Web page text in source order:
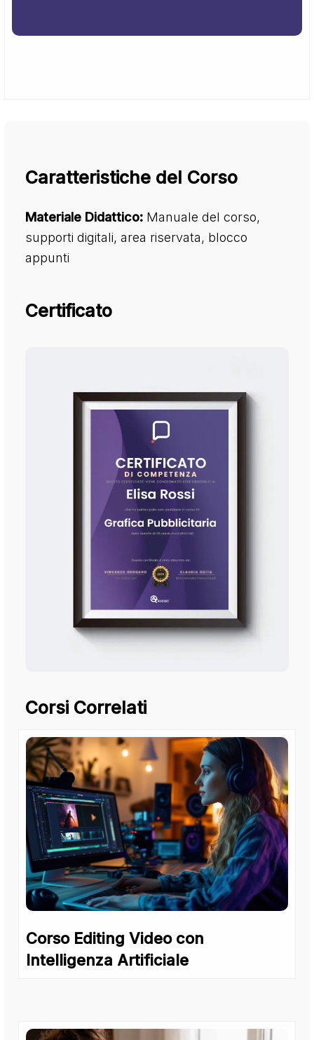
Caratteristiche del Corso
Materiale Didattico: Manuale del corso,
supporti digitali, area riservata, blocco
appunti
Certificato
Corsi Correlati
Corso Editing Video con
Intelligenza Artificiale